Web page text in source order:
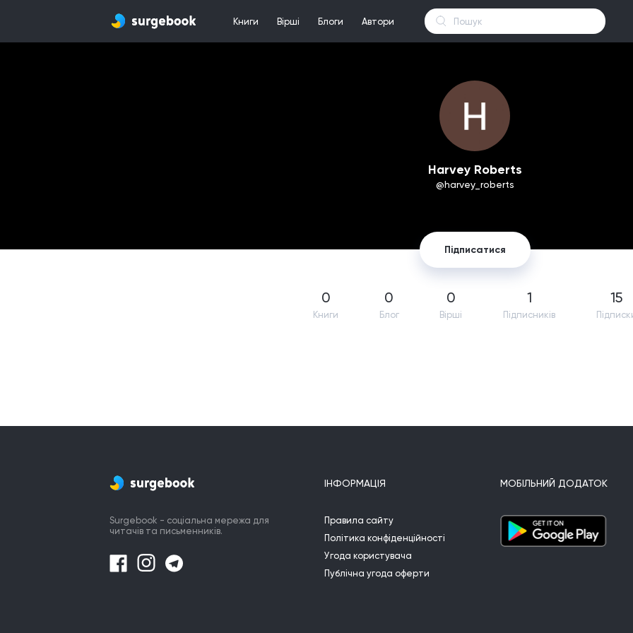
Книги Вірші Блоги Автори
Harvey Roberts
@harvey_roberts
Підписатися
0
Книги
0
Блог
0
Вірші
1
Підпиcників
15
Surgebook - соціальна мережа для
читачів та письменників.
ІНФОРМАЦІЯ
Правила сайту
Політика конфіденційності
Угода користувача
Публічна угода оферти
МОБІЛЬНИЙ ДОДАТОК